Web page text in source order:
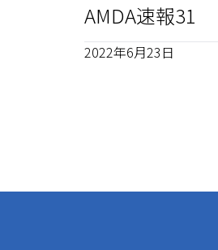
AMDA速報31
2022年6月23日